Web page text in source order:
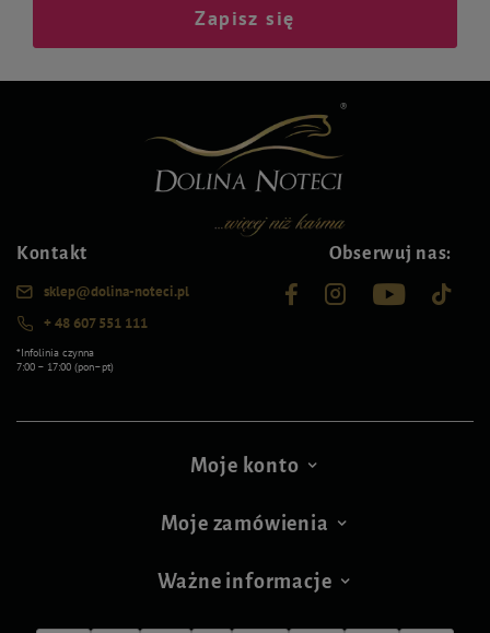
Zapisz się
Kontakt
sklep@dolina-noteci.pl
+ 48 607 551 111
*Infolinia czynna
7:00 – 17:00 (pon–pt)
Obserwuj nas:
Moje konto
Moje zamówienia
Ważne informacje